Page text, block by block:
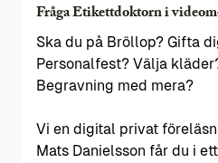
Fråga Etikettdoktorn i
Ska du på Bröllop? Gifta
Personalfest? Välja
Begravning med mera?
Vi en digital privat
Mats Danielsson får du i